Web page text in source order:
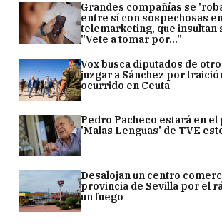
Grandes compañías se
entre sí con sospechosas
telemarketing, que insultan
"Vete a tomar por..."
Vox busca diputados de
juzgar a Sánchez por
ocurrido en Ceuta
Pedro Pacheco estará en
'Malas Lenguas' de TVE
Desalojan un centro
provincia de Sevilla por el
un fuego